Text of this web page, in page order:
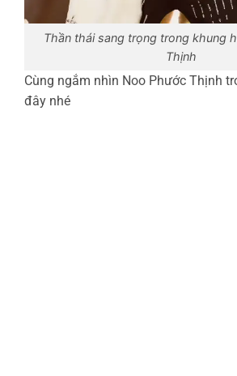
Thần thái sang trọng trong khung
Thịnh
Cùng ngắm nhìn Noo Phước Thịnh
đây nhé